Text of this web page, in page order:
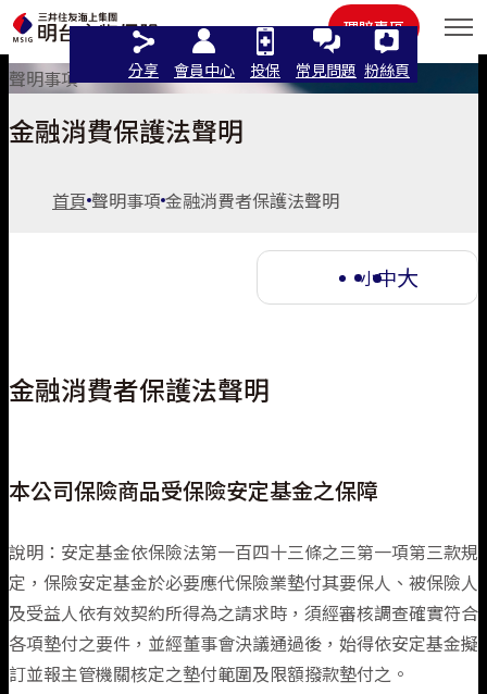
理賠專區
日本語
汽車險
機車險
旅遊險
住宅火險
旅平險(國內租車)
汽車險推薦
機車險推薦
旅遊險推薦
租車險(國內)推薦
最新活動
熱門抽獎
揪友抽好禮
得獎公告
支援服務
班機延誤快速理賠
海外出遊急難救助
強制險
汽車保險
汽車保險總覽
強制險
車體險
健康傷害險
健康傷害保險總覽
個人傷害險
旅遊險
旅遊保險總覽
住宅火險
人氣商品
信用の好險
火災保險
火災保險
工程保險
工程保險
新種保險
認識明台
公司簡介
關於明台
理念與願景
損害防阻
損害防阻簡介
企業永續
會員中心
聯絡我們
聲明事項
金融消費保護法聲明
首頁 聲明事項 金融消費者保護法聲明
小中大
金融消費者保護法聲明
本公司保險商品受保險安定基金之保障
說明：安定基金依保險法第一百四十三條之三第一項第三款規
定，保險安定基金於必要應代保險業墊付其要保人、被保險人
及受益人依有效契約所得為之請求時，須經審核調查確實符合
各項墊付之要件，並經董事會決議通過後，始得依安定基金擬
訂並報主管機關核定之墊付範圍及限額撥款墊付之。
分享 會員中心 投保 常見問題 粉絲頁